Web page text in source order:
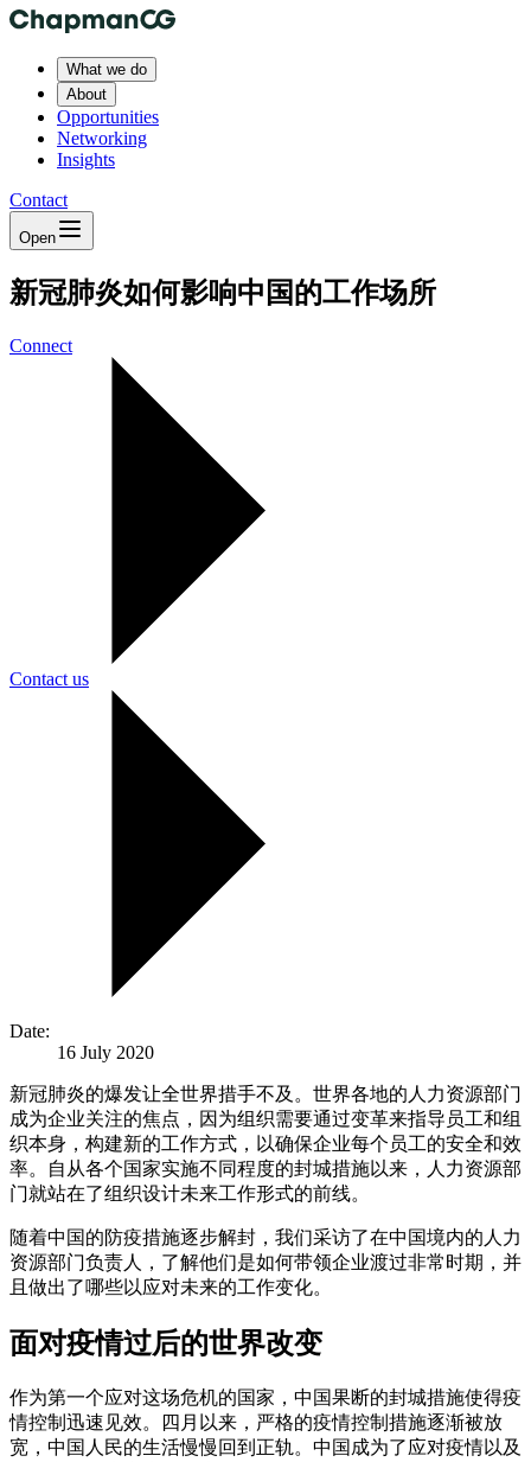
What we do
About
Opportunities
Networking
Insights
Contact
Open
新冠肺炎如何影响中国的工作场所
Connect
Contact us
Date:
16 July 2020
新冠肺炎的爆发让全世界措手不及。世界各地的人力资源部门
成为企业关注的焦点，因为组织需要通过变革来指导员工和组
织本身，构建新的工作方式，以确保企业每个员工的安全和效
率。自从各个国家实施不同程度的封城措施以来，人力资源部
门就站在了组织设计未来工作形式的前线。
随着中国的防疫措施逐步解封，我们采访了在中国境内的人力
资源部门负责人，了解他们是如何带领企业渡过非常时期，并
且做出了哪些以应对未来的工作变化。
面对疫情过后的世界改变
作为第一个应对这场危机的国家，中国果断的封城措施使得疫
情控制迅速见效。四月以来，严格的疫情控制措施逐渐被放
宽，中国人民的生活慢慢回到正轨。中国成为了应对疫情以及